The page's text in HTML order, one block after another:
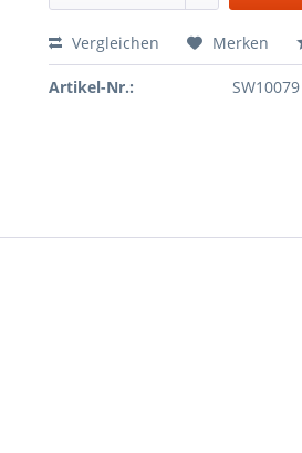
Vergleichen Merken
Artikel-Nr.: SW10079